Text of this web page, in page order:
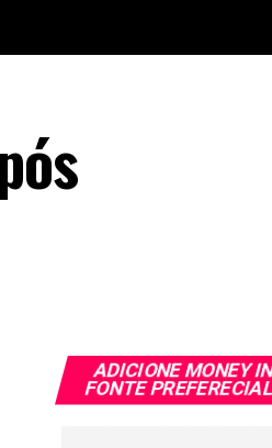
ADICIONE MONEY
FONTE